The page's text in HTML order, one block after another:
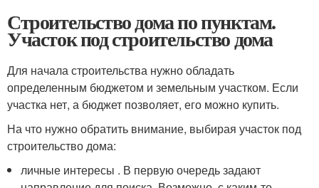
Строительство дома по пунктам.
Участок под строительство дома
Для начала строительства нужно обладать
определенным бюджетом и земельным участком. Если
участка нет, а бюджет позволяет, его можно купить.
На что нужно обратить внимание, выбирая участок под
строительство дома:
личные интересы . В первую очередь задают